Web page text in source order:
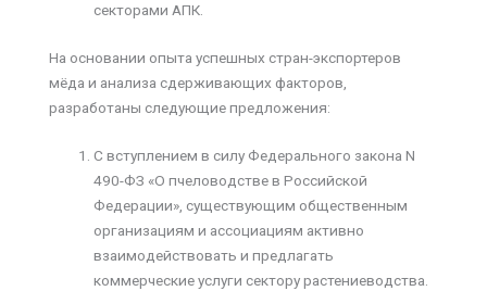
секторами АПК.
На основании опыта успешных стран-экспортеров
мёда и анализа сдерживающих факторов,
разработаны следующие предложения:
С вступлением в силу Федерального закона N
490-ФЗ «О пчеловодстве в Российской
Федерации», существующим общественным
организациям и ассоциациям активно
взаимодействовать и предлагать
коммерческие услуги сектору растениеводства.